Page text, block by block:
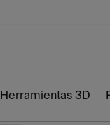
Herramientas 3D